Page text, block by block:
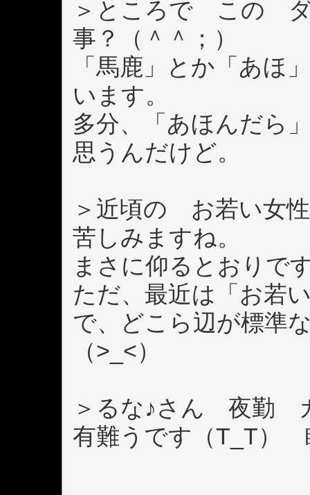
＞ところで この ダ
事？（＾＾；）
「馬鹿」とか「あほ
います。
多分、「あほんだら
思うんだけど。
＞近頃の お若い女
苦しみますね。
まさに仰るとおりで
ただ、最近は「お若
で、どこら辺が標準
（>_<）
＞るな♪さん 夜勤
有難うです（T_T）